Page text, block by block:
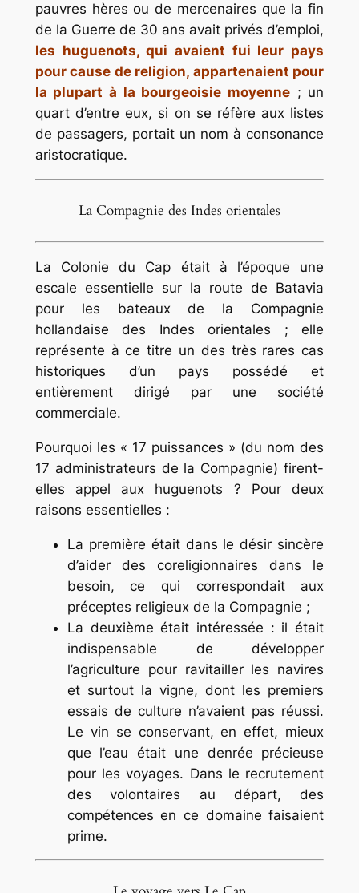
pauvres hères ou de mercenaires que la fin
de la Guerre de 30 ans avait privés d’emploi,
les huguenots, qui avaient fui leur pays
pour cause de religion, appartenaient pour
la plupart à la bourgeoisie moyenne; un
quart d’entre eux, si on se réfère aux listes
de passagers, portait un nom à consonance
aristocratique.
La Compagnie des Indes orientales
La Colonie du Cap était à l’époque une
escale essentielle sur la route de Batavia
pour les bateaux de la Compagnie
hollandaise des Indes orientales ; elle
représente à ce titre un des très rares cas
historiques d’un pays possédé et
entièrement dirigé par une société
commerciale.
Pourquoi les « 17 puissances » (du nom des
17 administrateurs de la Compagnie) firent-
elles appel aux huguenots ? Pour deux
raisons essentielles :
La première était dans le désir sincère
d’aider des coreligionnaires dans le
besoin, ce qui correspondait aux
préceptes religieux de la Compagnie ;
La deuxième était intéressée : il était
indispensable de développer
l’agriculture pour ravitailler les navires
et surtout la vigne, dont les premiers
essais de culture n’avaient pas réussi.
Le vin se conservant, en effet, mieux
que l’eau était une denrée précieuse
pour les voyages. Dans le recrutement
des volontaires au départ, des
compétences en ce domaine faisaient
prime.